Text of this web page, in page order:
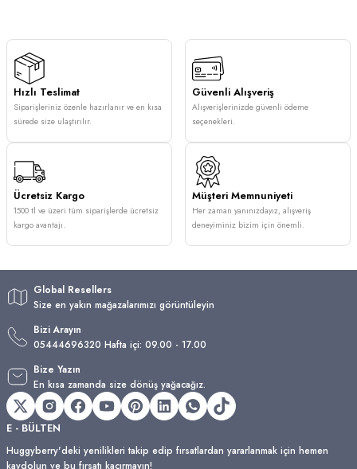
Hızlı Teslimat
Siparişleriniz özenle hazırlanır ve en kısa
sürede size ulaştırılır.
Güvenli Alışveriş
Alışverişlerinizde güvenli ödeme
seçenekleri.
Ücretsiz Kargo
1500 tl ve üzeri tüm siparişlerde ücretsiz
kargo avantajı.
Müşteri Memnuniyeti
Her zaman yanınızdayız, alışveriş
deneyiminiz bizim için önemli.
Global Resellers
Size en yakın mağazalarımızı görüntüleyin
Bizi Arayın
05444696320 Hafta içi: 09.00 - 17.00
Bize Yazın
En kısa zamanda size dönüş yağacağız.
E - BÜLTEN
Huggyberry'deki yenilikleri takip edip fırsatlardan yararlanmak için hemen
kaydolun ve bu fırsatı kaçırmayın!